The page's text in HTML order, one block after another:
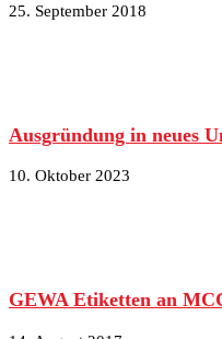
25. September 2018
Ausgründung in neues
10. Oktober 2023
GEWA Etiketten an